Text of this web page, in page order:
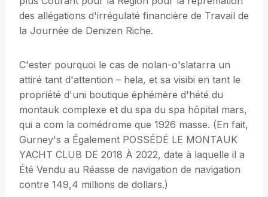
des allégations d'irrégulaté financière de Travail de
la Journée de Denizen Riche.
C'ester pourquoi le cas de nolan-o'slatarra un
attiré tant d'attention – hela, et sa visibi en tant le
propriété d'uni boutique éphémère d'hété du
montauk complexe et du spa du spa hôpital mars,
qui a com la comédrome que 1926 masse. (En fait,
Gurney's a Également POSSÉDÉ LE MONTAUK
YACHT CLUB DE 2018 À 2022, date à laquelle il a
Été Vendu au Réasse de navigation de navigation
contre 149,4 millions de dollars.)